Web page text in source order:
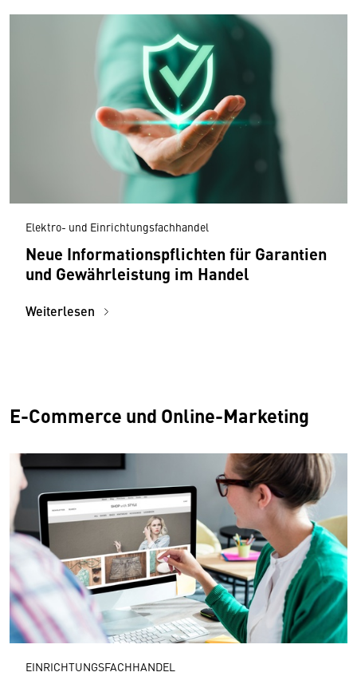
Elektro- und Einrichtungsfachhandel
Neue Informationspflichten für Garantien
und Gewährleistung im Handel
Weiterlesen
E-Commerce und Online-Marketing
EINRICHTUNGSFACHHANDEL